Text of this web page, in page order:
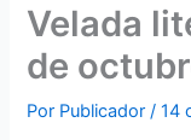
Velada
de
Por Publicador/14